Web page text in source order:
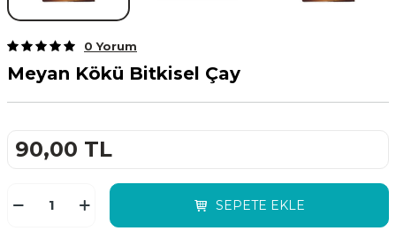
0 Yorum
Meyan Kökü Bitkisel Çay
90,00 TL
SEPETE EKLE